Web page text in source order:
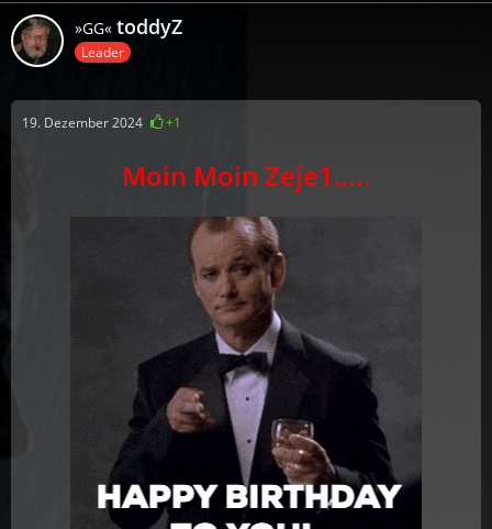
»GG« toddyZ
Leader
19. Dezember 2024 +1
Moin Moin Zeje1…..